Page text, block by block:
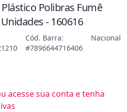
Polibras Fumê
- 160616
Cód. Barra:
#7896644716406
Nacional
acesse sua conta e tenha